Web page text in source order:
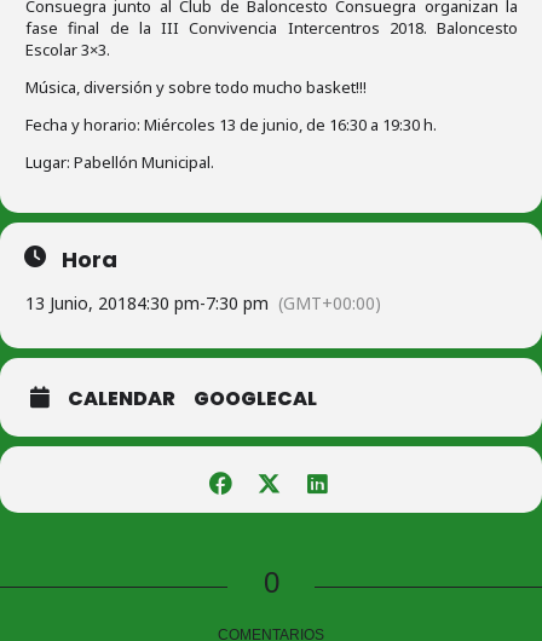
Consuegra junto al Club de Baloncesto Consuegra organizan la
fase final de la III Convivencia Intercentros 2018. Baloncesto
Escolar 3×3.
Música, diversión y sobre todo mucho basket!!!
Fecha y horario: Miércoles 13 de junio, de 16:30 a 19:30 h.
Lugar: Pabellón Municipal.
Hora
13 Junio, 20184:30 pm-7:30 pm (GMT+00:00)
CALENDAR GOOGLECAL
0
COMENTARIOS